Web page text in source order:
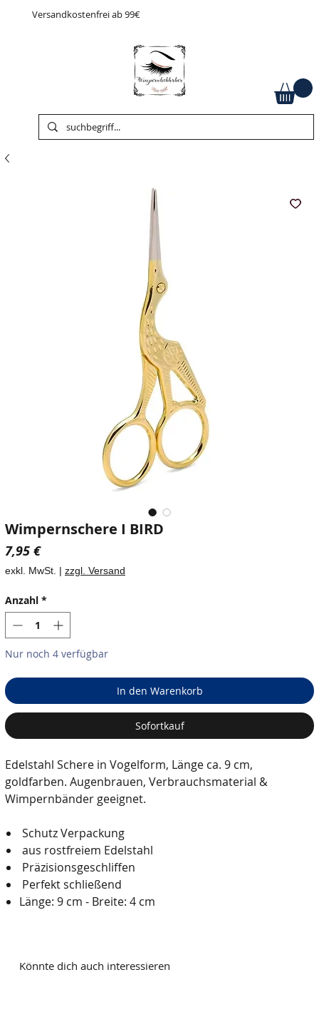
Versandkostenfrei ab 99€
Wimpernschere I BIRD
7,95 €Preis
exkl. MwSt. | zzgl. Versand
Anzahl *
Nur noch 4 verfügbar
In den Warenkorb
Sofortkauf
Edelstahl Schere in Vogelform, Länge ca. 9 cm,
goldfarben. Augenbrauen, Verbrauchsmaterial &
Wimpernbänder geeignet.
Schutz Verpackung
aus rostfreiem Edelstahl
Präzisionsgeschliffen
Perfekt schließend
Länge: 9 cm - Breite: 4 cm
Könnte dich auch interessieren